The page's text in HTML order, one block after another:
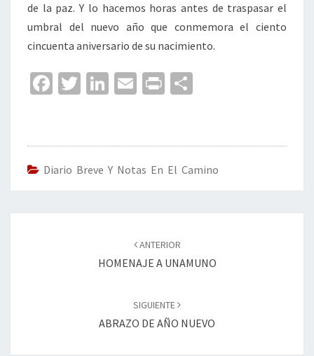
de la paz. Y lo hacemos horas antes de traspasar el
umbral del nuevo año que conmemora el ciento
cincuenta aniversario de su nacimiento.
Fa
o
o
k
T
er
Li
dI
n
E
l
Pr
p
ar
tir
Diario Breve Y Notas En El Camino
ANTERIOR
HOMENAJE A UNAMUNO
SIGUIENTE
ABRAZO DE AÑO NUEVO